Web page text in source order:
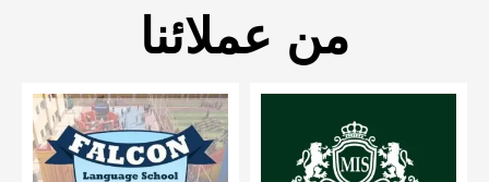
من عملائنا